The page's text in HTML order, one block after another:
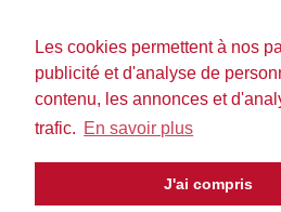
Les cookies permettent à nos
publicité et d'analyse de
contenu, les annonces et
trafic. En savoir plus
J'ai compris